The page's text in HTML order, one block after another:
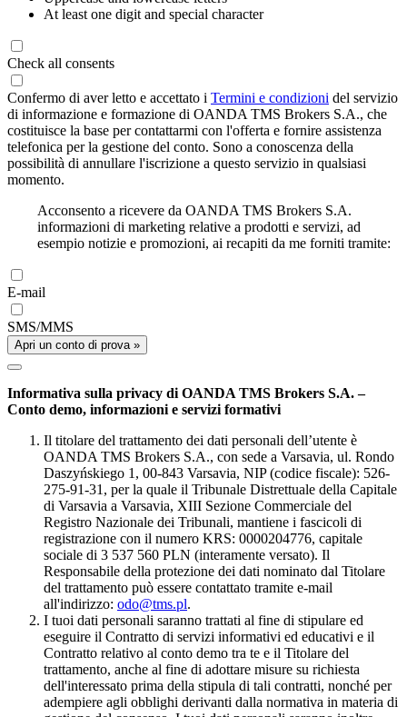
At least one digit and special character
Check all consents
Confermo di aver letto e accettato i Termini e condizioni del servizio
di informazione e formazione di OANDA TMS Brokers S.A., che
costituisce la base per contattarmi con l'offerta e fornire assistenza
telefonica per la gestione del conto. Sono a conoscenza della
possibilità di annullare l'iscrizione a questo servizio in qualsiasi
momento.
Acconsento a ricevere da OANDA TMS Brokers S.A.
informazioni di marketing relative a prodotti e servizi, ad
esempio notizie e promozioni, ai recapiti da me forniti tramite:
E-mail
SMS/MMS
Apri un conto di prova »
Informativa sulla privacy di OANDA TMS Brokers S.A. –
Conto demo, informazioni e servizi formativi
Il titolare del trattamento dei dati personali dell’utente è
OANDA TMS Brokers S.A., con sede a Varsavia, ul. Rondo
Daszyńskiego 1, 00-843 Varsavia, NIP (codice fiscale): 526-
275-91-31, per la quale il Tribunale Distrettuale della Capitale
di Varsavia a Varsavia, XIII Sezione Commerciale del
Registro Nazionale dei Tribunali, mantiene i fascicoli di
registrazione con il numero KRS: 0000204776, capitale
sociale di 3 537 560 PLN (interamente versato). Il
Responsabile della protezione dei dati nominato dal Titolare
del trattamento può essere contattato tramite e-mail
all'indirizzo: odo@tms.pl.
I tuoi dati personali saranno trattati al fine di stipulare ed
eseguire il Contratto di servizi informativi ed educativi e il
Contratto relativo al conto demo tra te e il Titolare del
trattamento, anche al fine di adottare misure su richiesta
dell'interessato prima della stipula di tali contratti, nonché per
adempiere agli obblighi derivanti dalla normativa in materia di